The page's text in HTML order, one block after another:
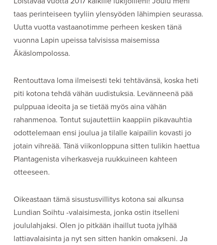
taas perinteiseen tyyliin ylensyöden lähimpien seurassa.
Uutta vuotta vastaanotimme perheen kesken tänä
vuonna Lapin upeissa talvisissa maisemissa
Äkäslompolossa.
Rentouttava loma ilmeisesti teki tehtävänsä, koska heti
piti kotona tehdä vähän uudistuksia. Levänneenä pää
pulppuaa ideoita ja se tietää myös aina vähän
rahanmenoa. Tontut sujautettiin kaappiin pikavauhtia
odottelemaan ensi joulua ja tilalle kaipailin kovasti jo
jotain vihreää. Tänä viikonloppuna sitten tulikin haettua
Plantagenista viherkasveja ruukkuineen kahteen
otteeseen.
Oikeastaan tämä sisustusvillitys kotona sai alkunsa
Lundian Soihtu -valaisimesta, jonka ostin itselleni
joululahjaksi. Olen jo pitkään ihaillut tuota jylhää
lattiavalaisinta ja nyt sen sitten hankin omakseni. Ja